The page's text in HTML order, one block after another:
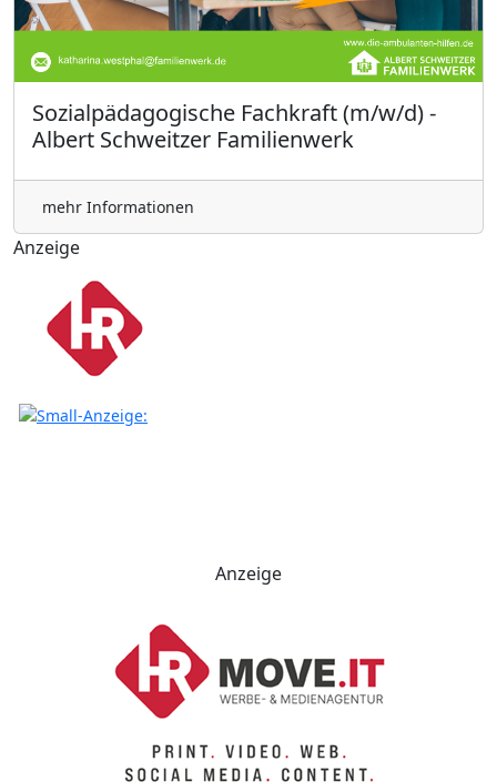
Sozialpädagogische Fachkraft (m/w/d) -
Albert Schweitzer Familienwerk
mehr Informationen
Anzeige
Anzeige